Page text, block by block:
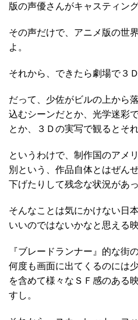
版の声優さんがキャスティン
その声だけで、アニメ版の世
よ。
それから、できたら劇場で３
だって、少佐がビルの上から
込むシーンだとか、光学迷彩
とか、３Ｄの実写で観るとそ
というわけで、制作国のアメ
別という、作品自体とはぜん
下げたりして残念な状況があ
そんなことは気にかけない日
いいのではないかなと思える
『ブレードランナー』的な街
何度も画面に出てくるのには
を含めて様々なＳＦ感のある
すし。